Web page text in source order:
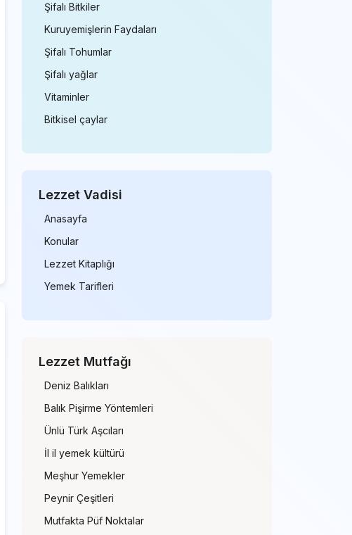
Şifalı Bitkiler
Kuruyemişlerin Faydaları
Şifalı Tohumlar
Şifalı yağlar
Vitaminler
Bitkisel çaylar
Lezzet Vadisi
Anasayfa
Konular
Lezzet Kitaplığı
Yemek Tarifleri
Lezzet Mutfağı
Deniz Balıkları
Balık Pişirme Yöntemleri
Ünlü Türk Aşcıları
İl il yemek kültürü
Meşhur Yemekler
Peynir Çeşitleri
Mutfakta Püf Noktalar